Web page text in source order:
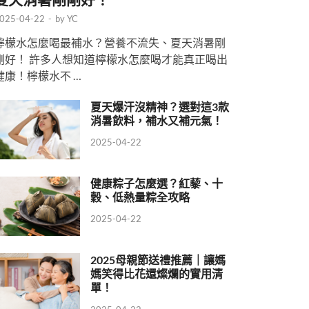
04-22 - byYC
檬水怎麼喝最補水？營養不流失、夏天消暑剛
好！ 許多人想知道檸檬水怎麼喝才能真正喝出
康！檸檬水不 …
夏天爆汗沒精神？選對這3款
消暑飲料，補水又補元氣！
2025-04-22
健康粽子怎麼選？紅藜、十
穀、低熱量粽全攻略
2025-04-22
2025母親節送禮推薦｜讓媽
媽笑得比花還燦爛的實用清
單！